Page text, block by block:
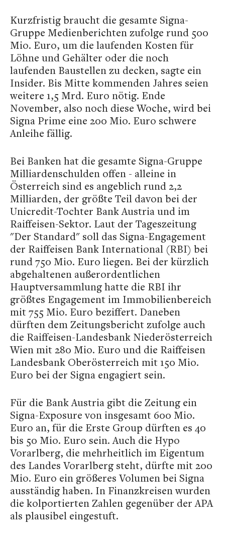
Kurzfristig braucht die gesamte Signa-
Gruppe Medienberichten zufolge rund 500
Mio. Euro, um die laufenden Kosten für
Löhne und Gehälter oder die noch
laufenden Baustellen zu decken, sagte ein
Insider. Bis Mitte kommenden Jahres seien
weitere 1,5 Mrd. Euro nötig. Ende
November, also noch diese Woche, wird bei
Signa Prime eine 200 Mio. Euro schwere
Anleihe fällig.
Bei Banken hat die gesamte Signa-Gruppe
Milliardenschulden offen - alleine in
Österreich sind es angeblich rund 2,2
Milliarden, der größte Teil davon bei der
Unicredit-Tochter Bank Austria und im
Raiffeisen-Sektor. Laut der Tageszeitung
"Der Standard" soll das Signa-Engagement
der Raiffeisen Bank International (RBI) bei
rund 750 Mio. Euro liegen. Bei der kürzlich
abgehaltenen außerordentlichen
Hauptversammlung hatte die RBI ihr
größtes Engagement im Immobilienbereich
mit 755 Mio. Euro beziffert. Daneben
dürften dem Zeitungsbericht zufolge auch
die Raiffeisen-Landesbank Niederösterreich
Wien mit 280 Mio. Euro und die Raiffeisen
Landesbank Oberösterreich mit 150 Mio.
Euro bei der Signa engagiert sein.
Für die Bank Austria gibt die Zeitung ein
Signa-Exposure von insgesamt 600 Mio.
Euro an, für die Erste Group dürften es 40
bis 50 Mio. Euro sein. Auch die Hypo
Vorarlberg, die mehrheitlich im Eigentum
des Landes Vorarlberg steht, dürfte mit 200
Mio. Euro ein größeres Volumen bei Signa
ausständig haben. In Finanzkreisen wurden
die kolportierten Zahlen gegenüber der APA
als plausibel eingestuft.